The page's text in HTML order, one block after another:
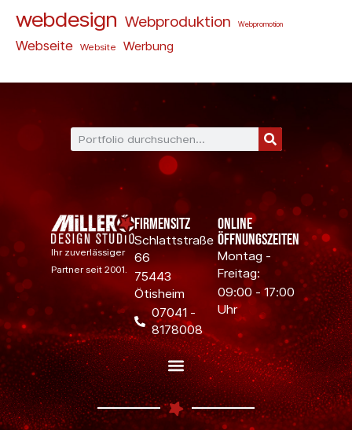
webdesign Webproduktion Webpromotion
Webseite Website Werbung
Ihr zuverlässiger
Partner seit 2001.
Firmensitz
Schlattstraße
66
75443
Ötisheim
07041 -
8178008
Online
Öffnungszeiten
Montag -
Freitag:
09:00 - 17:00
Uhr